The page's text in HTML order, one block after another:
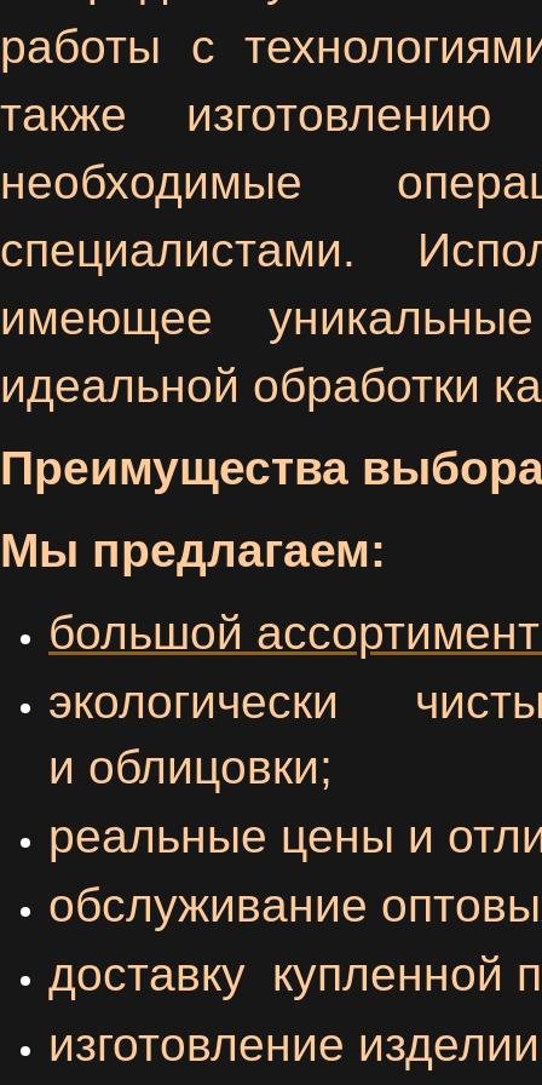
работы с
также
необходимые
специалистами.
имеющее
идеальной обработки
Преимущества
Мы предлагаем:
большой
экологически
и облицовки;
реальные цены и
обслуживание
доставку купленной
изготовление